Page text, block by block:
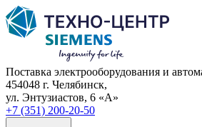
Поставка электрооборудования и
454048 г. Челябинск,
ул. Энтузиастов, 6 «А»
+7 (351) 200-20-50